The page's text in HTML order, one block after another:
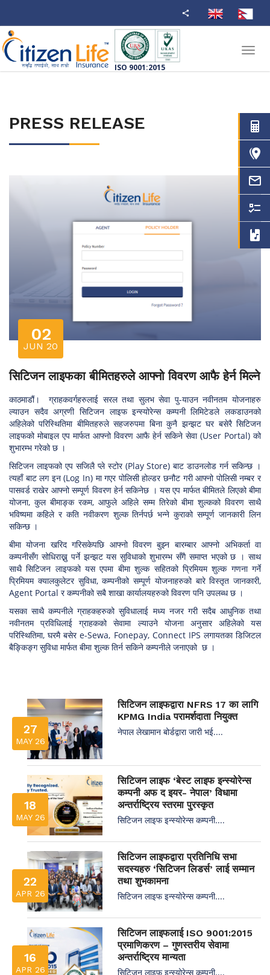
ISO 9001:2015
PRESS RELEASE
02
JUN 20
सिटिजन लाइफका बीमितहरुले आफ्नो विवरण आफै हेर्न मिल्ने
काठमाडौं। ग्राहकवर्गहरुलाई सरल तथा सुलभ सेवा पु-याउन नवीनतम योजनाहरु
ल्याउन सदैव अग्रणी सिटिजन लाइफ इन्स्योरेन्स कम्पनी लिमिटेडले लकडाउनको
अहिलेको परिस्थितिमा बीमितहरुले सहजरुपमा बिना कुनै झन्झट घर बसेरै सिटिजन
लाइफको मोबाइल एप मार्फत आफ्नो विवरण आफै हेर्न सकिने सेवा (User Portal) को
शुभारम्भ गरेको छ ।
सिटिजन लाइफको एप सजिलै प्ले स्टोर (Play Store) बाट डाउनलोड गर्न सकिन्छ ।
त्यहाँ बाट लग इन (Log In) मा गएर पोलिसी होल्डर छनौट गरी आफ्नो पोलिसी नम्बर र
पासवर्ड राखेर आफ्नो सम्पूर्ण विवरण हेर्न सकिनेछ । यस एप मार्फत बीमितले लिएको बीमा
योजना, कुल बीमाङ्क रकम, आफुले अहिले सम्म तिरेको बीमा शुल्कको विवरण साथै
भविष्यमा कहिले र कति नवीकरण शुल्क तिर्नपर्छ भन्ने कुराको सम्पूर्ण जानकारी लिन
सकिन्छ ।
बीमा योजना खरिद गरिसकेपछि आफ्नो विवरण बुझ्न बारम्बार आफ्नो अभिकर्ता वा
कम्पनीसँग सोधिराख्नु पर्ने झन्झट यस सुविधाको शुभारम्भ सँगै समाप्त भएको छ । साथ
साथै सिटिजन लाइफको यस एपमा बीमा शुल्क सहितको प्रिमियम शुल्क गणना गर्ने
प्रिमियम क्यालकुलेटर सुविधा, कम्पनीको सम्पूर्ण योजनाहरुको बारे विस्तृत जानकारी,
Agent Portal र कम्पनीको सबै शाखा कार्यालयहरुको विवरण पनि उपलब्ध छ ।
यसका साथै कम्पनीले ग्राहकहरुको सुविधालाई मध्य नजर गरी सदैब आधुनिक तथा
नवीनतम प्रविधिलाई ग्राहकको सेवामा ल्याउने योजना अनुसार अहिलेको यस
परिस्थितिमा, घरमै बसेर e-Sewa, Fonepay, Connect IPS लगायतका डिजिटल
बैङ्किङ्ग सुविधा मार्फत बीमा शुल्क तिर्न सकिने कम्पनीले जनाएको छ ।
27
MAY 26
सिटिजन लाइफद्वारा NFRS 17 का लागि
KPMG India परामर्शदाता नियुक्त
नेपाल लेखामान बोर्डद्वारा जारी भई....
18
MAY 26
सिटिजन लाइफ ‘बेस्ट लाइफ इन्स्योरेन्स
कम्पनी अफ द इयर- नेपाल’ विधामा
अन्तर्राष्ट्रिय स्तरमा पुरस्कृत
सिटिजन लाइफ इन्स्योरेन्स कम्पनी....
22
APR 26
सिटिजन लाइफद्वारा प्रतिनिधि सभा
सदस्यहरु ‘सिटिजन लिडर्स’ लाई सम्मान
तथा शुभकामना
सिटिजन लाइफ इन्स्योरेन्स कम्पनी....
16
APR 26
सिटिजन लाइफलाई ISO 9001:2015
प्रमाणिकरण – गुणस्तरीय सेवामा
अन्तर्राष्ट्रिय मान्यता
सिटिजन लाइफ इन्स्योरेन्स कम्पनी....